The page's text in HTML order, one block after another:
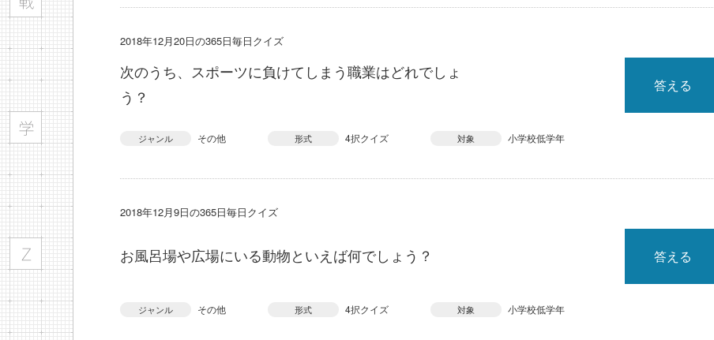
2018年12月20日の365日毎日クイズ
次のうち、スポーツに負けてしまう職業はどれでしょ
う？
答える
ジャンル その他 形式 4択クイズ 対象 小学校低学年
2018年12月9日の365日毎日クイズ
お風呂場や広場にいる動物といえば何でしょう？ 答える
ジャンル その他 形式 4択クイズ 対象 小学校低学年